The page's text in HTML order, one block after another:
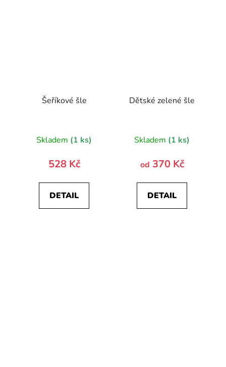
Šeříkové šle
Skladem (1 ks)
528 Kč
DETAIL
Dětské zelené šle
Skladem (1 ks)
od 370 Kč
DETAIL